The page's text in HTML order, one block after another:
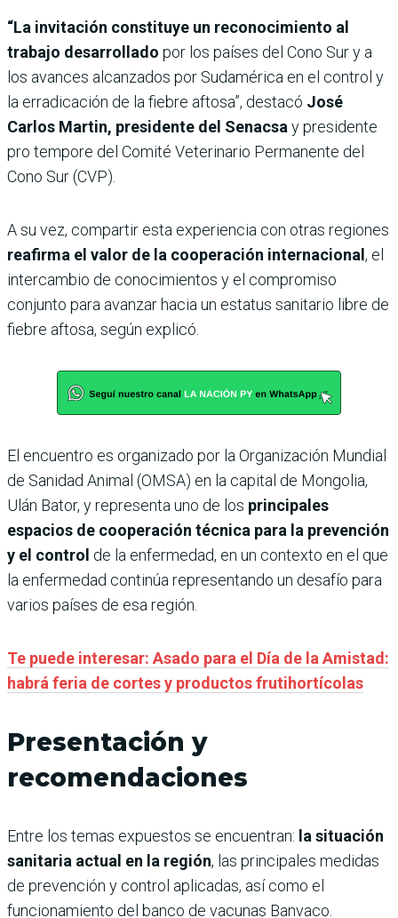
“La invitación constituye un reconocimiento al
trabajo desarrollado por los países del Cono Sur y a
los avances alcanzados por Sudamérica en el control y
la erradicación de la fiebre aftosa”, destacó José
Carlos Martin, presidente del Senacsa y presidente
pro tempore del Comité Veterinario Permanente del
Cono Sur (CVP).
A su vez, compartir esta experiencia con otras regiones
reafirma el valor de la cooperación internacional, el
intercambio de conocimientos y el compromiso
conjunto para avanzar hacia un estatus sanitario libre de
fiebre aftosa, según explicó.
El encuentro es organizado por la Organización Mundial
de Sanidad Animal (OMSA) en la capital de Mongolia,
Ulán Bator, y representa uno de los principales
espacios de cooperación técnica para la prevención
y el control de la enfermedad, en un contexto en el que
la enfermedad continúa representando un desafío para
varios países de esa región.
Te puede interesar: Asado para el Día de la Amistad:
habrá feria de cortes y productos frutihortícolas
Presentación y
recomendaciones
Entre los temas expuestos se encuentran: la situación
sanitaria actual en la región, las principales medidas
de prevención y control aplicadas, así como el
funcionamiento del banco de vacunas Banvaco.